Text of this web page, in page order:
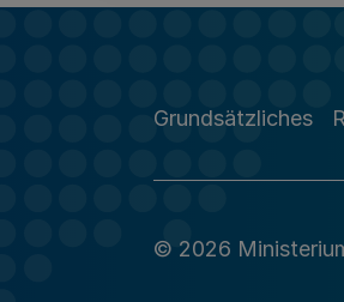
Grundsätzliches
© 2026